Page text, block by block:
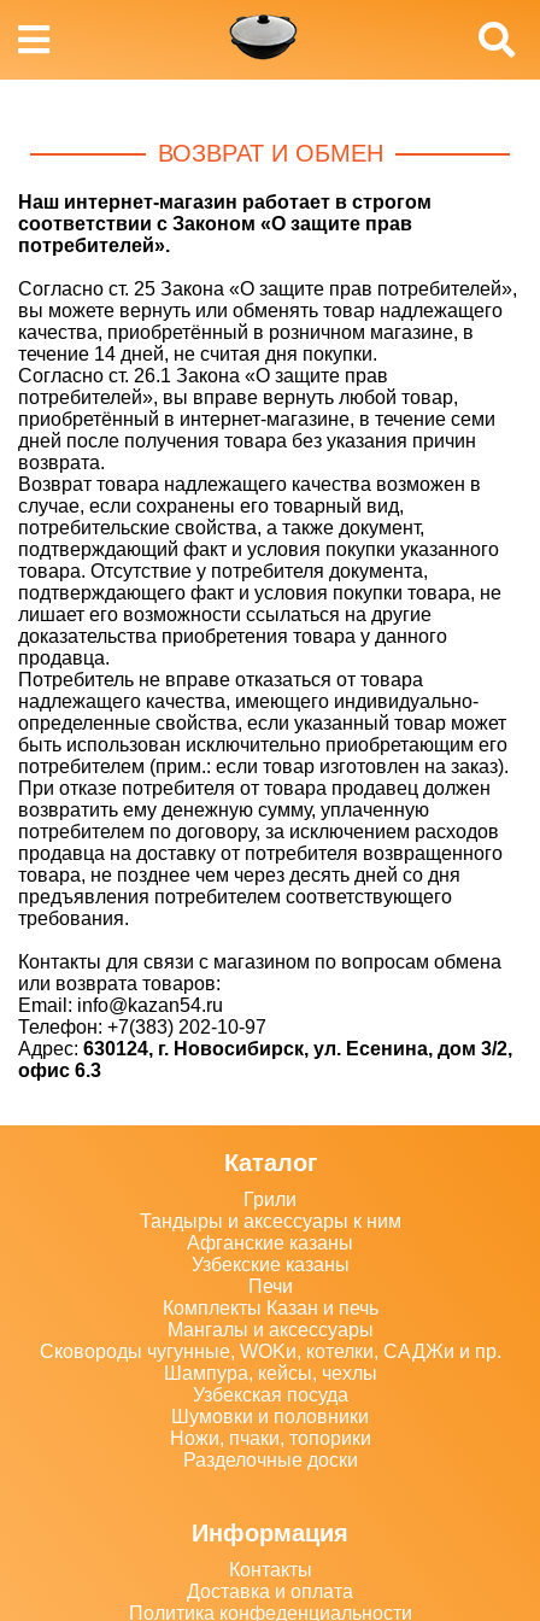
ВОЗВРАТ И ОБМЕН
Наш интернет-магазин работает в строгом
соответствии с Законом «О защите прав
потребителей».
Согласно ст. 25 Закона «О защите прав потребителей»,
вы можете вернуть или обменять товар надлежащего
качества, приобретённый в розничном магазине, в
течение 14 дней, не считая дня покупки.
Согласно ст. 26.1 Закона «О защите прав
потребителей», вы вправе вернуть любой товар,
приобретённый в интернет-магазине, в течение семи
дней после получения товара без указания причин
возврата.
Возврат товара надлежащего качества возможен в
случае, если сохранены его товарный вид,
потребительские свойства, а также документ,
подтверждающий факт и условия покупки указанного
товара. Отсутствие у потребителя документа,
подтверждающего факт и условия покупки товара, не
лишает его возможности ссылаться на другие
доказательства приобретения товара у данного
продавца.
Потребитель не вправе отказаться от товара
надлежащего качества, имеющего индивидуально-
определенные свойства, если указанный товар может
быть использован исключительно приобретающим его
потребителем (прим.: если товар изготовлен на заказ).
При отказе потребителя от товара продавец должен
возвратить ему денежную сумму, уплаченную
потребителем по договору, за исключением расходов
продавца на доставку от потребителя возвращенного
товара, не позднее чем через десять дней со дня
предъявления потребителем соответствующего
требования.
Контакты для связи с магазином по вопросам обмена
или возврата товаров:
Email: info@kazan54.ru
Телефон: +7(383) 202-10-97
Адрес: 630124, г. Новосибирск, ул. Есенина, дом 3/2,
офис 6.3
Каталог
Грили
Тандыры и аксессуары к ним
Афганские казаны
Узбекские казаны
Печи
Комплекты Казан и печь
Мангалы и аксессуары
Сковороды чугунные, WOKи, котелки, САДЖи и пр.
Шампура, кейсы, чехлы
Узбекская посуда
Шумовки и половники
Ножи, пчаки, топорики
Разделочные доски
Информация
Контакты
Доставка и оплата
Политика конфеденциальности